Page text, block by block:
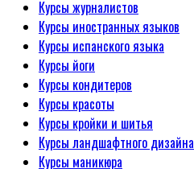
Курсы журналистов
Курсы иностранных языков
Курсы испанского языка
Курсы йоги
Курсы кондитеров
Курсы красоты
Курсы кройки и шитья
Курсы ландшафтного дизайна
Курсы маникюра